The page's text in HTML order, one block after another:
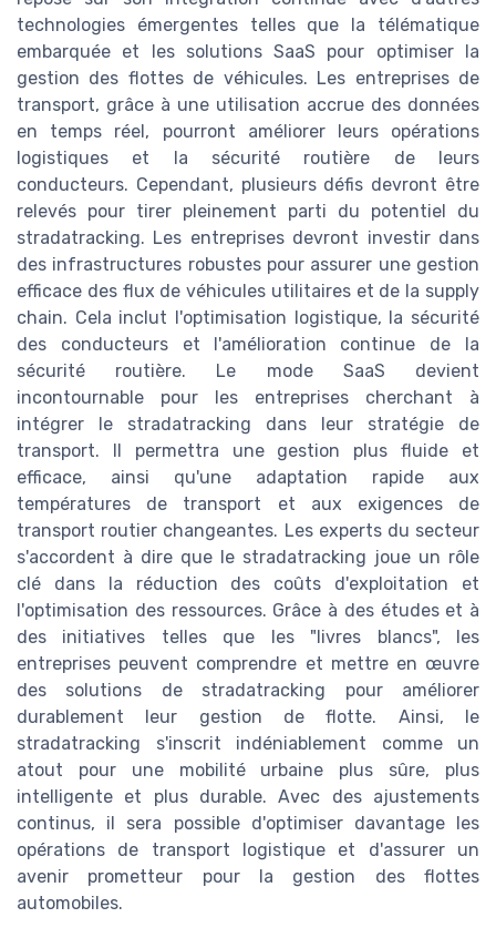
technologies émergentes telles que la télématique
embarquée et les solutions SaaS pour optimiser la
gestion des flottes de véhicules. Les entreprises de
transport, grâce à une utilisation accrue des données
en temps réel, pourront améliorer leurs opérations
logistiques et la sécurité routière de leurs
conducteurs. Cependant, plusieurs défis devront être
relevés pour tirer pleinement parti du potentiel du
stradatracking. Les entreprises devront investir dans
des infrastructures robustes pour assurer une gestion
efficace des flux de véhicules utilitaires et de la supply
chain. Cela inclut l'optimisation logistique, la sécurité
des conducteurs et l'amélioration continue de la
sécurité routière. Le mode SaaS devient
incontournable pour les entreprises cherchant à
intégrer le stradatracking dans leur stratégie de
transport. Il permettra une gestion plus fluide et
efficace, ainsi qu'une adaptation rapide aux
températures de transport et aux exigences de
transport routier changeantes. Les experts du secteur
s'accordent à dire que le stradatracking joue un rôle
clé dans la réduction des coûts d'exploitation et
l'optimisation des ressources. Grâce à des études et à
des initiatives telles que les "livres blancs", les
entreprises peuvent comprendre et mettre en œuvre
des solutions de stradatracking pour améliorer
durablement leur gestion de flotte. Ainsi, le
stradatracking s'inscrit indéniablement comme un
atout pour une mobilité urbaine plus sûre, plus
intelligente et plus durable. Avec des ajustements
continus, il sera possible d'optimiser davantage les
opérations de transport logistique et d'assurer un
avenir prometteur pour la gestion des flottes
automobiles.